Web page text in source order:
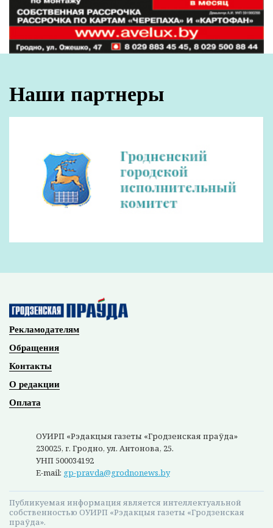
Наши партнеры
Рекламодателям
Обращения
Контакты
О редакции
Оплата
ОУИРП «Рэдакцыя газеты «Гродзенская праўда»
230025, г. Гродно, ул. Антонова, 25.
УНП 500034192
E-mail: gp-pravda@grodnonews.by
Публикуемая информация является интеллектуальной
собственностью ОУИРП «Рэдакцыя газеты «Гродзенская
праўда».